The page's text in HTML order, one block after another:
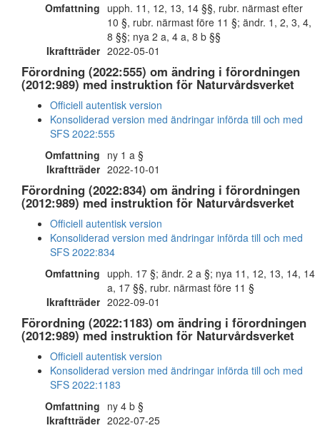
Omfattning upph. 11, 12, 13, 14 §§, rubr. närmast efter
10 §, rubr. närmast före 11 §; ändr. 1, 2, 3, 4,
8 §§; nya 2 a, 4 a, 8 b §§
Ikraftträder 2022-05-01
Förordning (2022:555) om ändring i förordningen
(2012:989) med instruktion för Naturvårdsverket
Officiell autentisk version
Konsoliderad version med ändringar införda till och med
SFS 2022:555
Omfattning ny 1 a §
Ikraftträder 2022-10-01
Förordning (2022:834) om ändring i förordningen
(2012:989) med instruktion för Naturvårdsverket
Officiell autentisk version
Konsoliderad version med ändringar införda till och med
SFS 2022:834
Omfattning upph. 17 §; ändr. 2 a §; nya 11, 12, 13, 14, 14
a, 17 §§, rubr. närmast före 11 §
Ikraftträder 2022-09-01
Förordning (2022:1183) om ändring i förordningen
(2012:989) med instruktion för Naturvårdsverket
Officiell autentisk version
Konsoliderad version med ändringar införda till och med
SFS 2022:1183
Omfattning ny 4 b §
Ikraftträder 2022-07-25